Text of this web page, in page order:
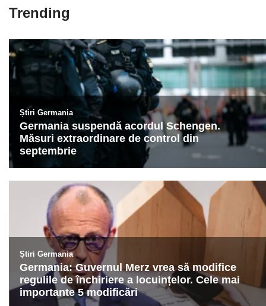
Trending